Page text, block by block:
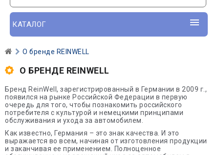
КАТАЛОГ
О бренде REINWELL
О БРЕНДЕ REINWELL
Бренд ReinWell, зарегистрированный в Германии в 2009 г.,
появился на рынке Российской Федерации в первую
очередь для того, чтобы познакомить российского
потребителя с культурой и немецкими принципами
обслуживания и ухода за автомобилем.
Как известно, Германия – это знак качества. И это
выражается во всем, начиная от изготовления продукции
и заканчивая ее применением. Полноценное